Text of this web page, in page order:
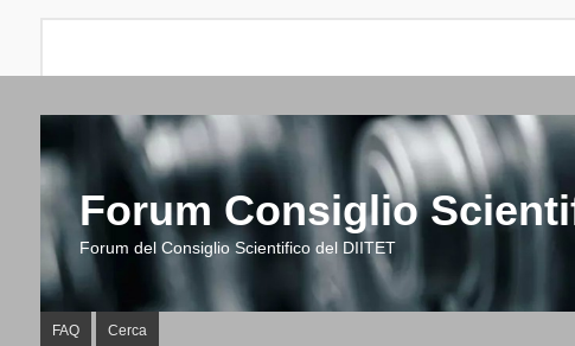
Forum Consiglio
Forum del Consiglio Scientifico del DIITET
FAQ Cerca